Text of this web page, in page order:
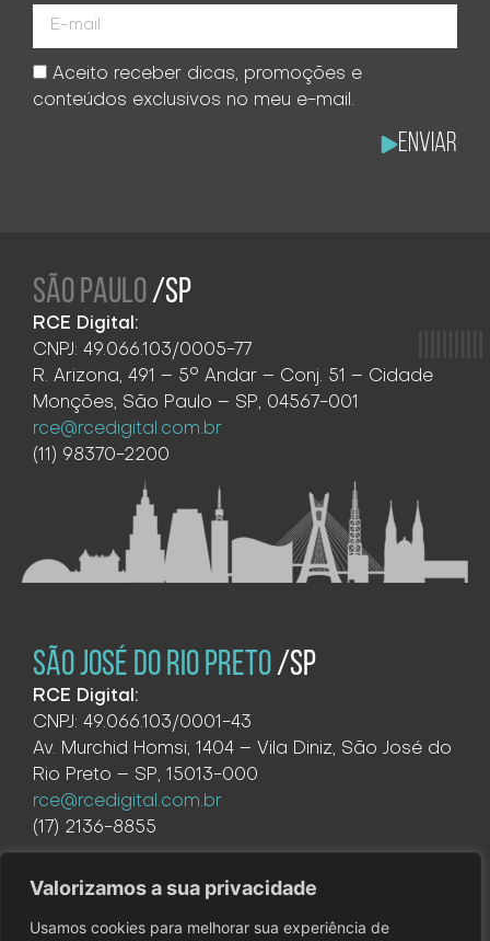
Valorizamos a sua privacidade
Usamos cookies para melhorar sua experiência de
Aceito receber dicas, promoções e
conteúdos exclusivos no meu e-mail.
Enviar
SÃO PAULO/SP
RCE Digital:
CNPJ: 49.066.103/0005-77
R. Arizona, 491 – 5° Andar – Conj. 51 – Cidade
Monções, São Paulo – SP, 04567-001
rce@rcedigital.com.br
(11) 98370-2200
SÃO JOSÉ DO RIO PRETO/SP
RCE Digital:
CNPJ: 49.066.103/0001-43
Av. Murchid Homsi, 1404 – Vila Diniz, São José do
Rio Preto – SP, 15013-000
rce@rcedigital.com.br
(17) 2136-8855